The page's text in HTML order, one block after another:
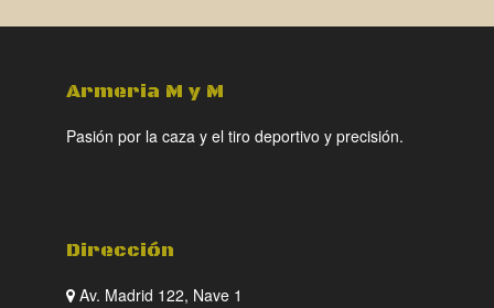
Armeria M y M
Pasión por la caza y el tiro deportivo y precisión.
Dirección
Av. Madrid 122, Nave 1